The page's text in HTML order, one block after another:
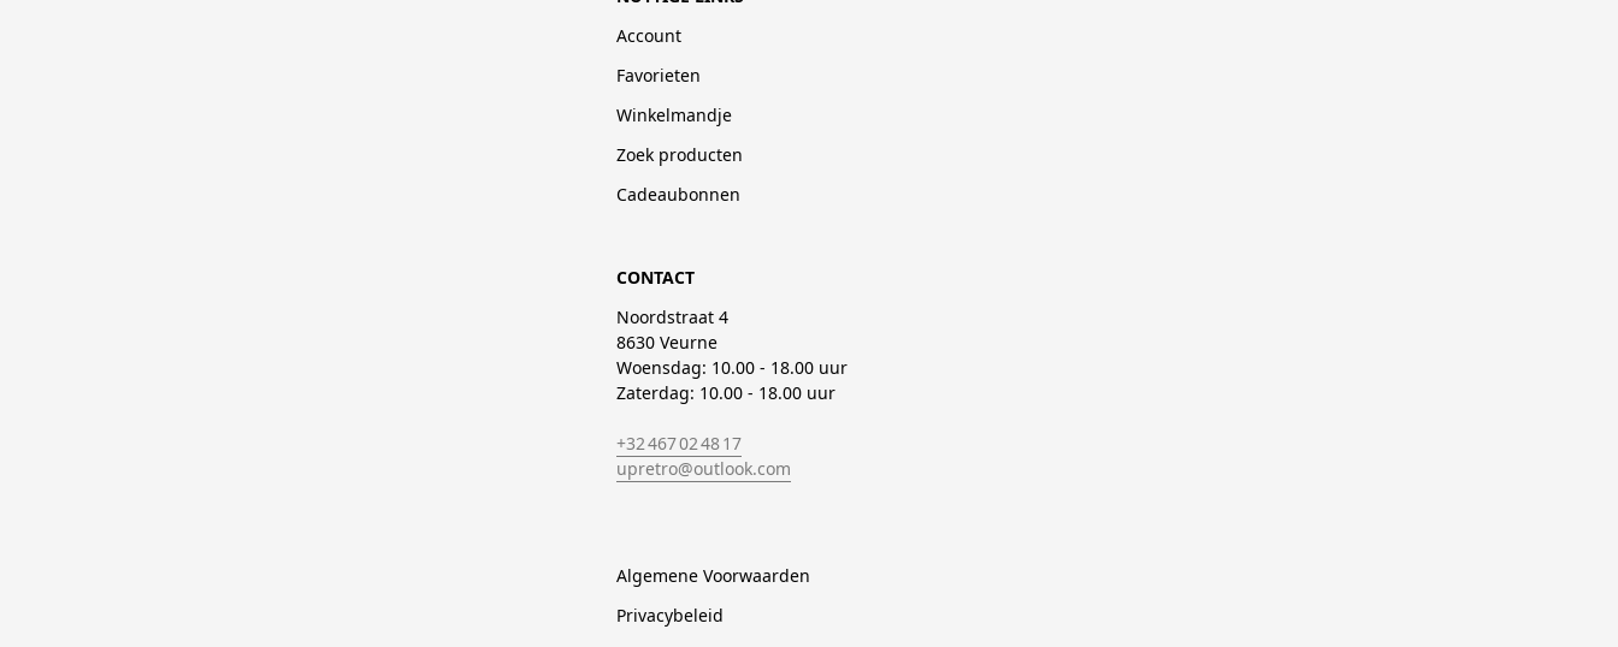
Account
Favorieten
Winkelmandje
Zoek producten
Cadeaubonnen
CONTACT
Noordstraat 4
8630 Veurne
Woensdag: 10.00 - 18.00 uur
Zaterdag: 10.00 - 18.00 uur
+32 467 02 48 17
upretro@outlook.com
Algemene Voorwaarden
Privacybeleid